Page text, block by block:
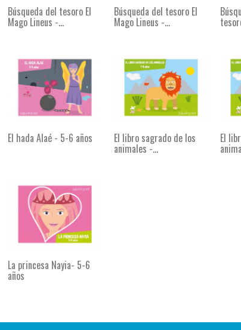
Búsqueda del tesoro El
Mago Lineus -...
Búsqueda del tesoro El
Mago Lineus -...
El hada Alaé - 5-6 años El libro sagrado de los
animales -...
El
La princesa Nayia- 5-6
años